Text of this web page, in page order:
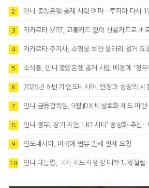
2 인니 중앙은행 총재 사임 여파…루피아 다시 1
3 자카르타 MRT, 교통카드 없이 신용카드로 바
4 자카르타 주지사, 쇼핑몰 보안 울타리 철거
5 소식통, 인니 중앙은행 총재 사임 배경에 “정
6 2026년 하반기 인도네시아, 안정과 성장의 시
7 인니 금융감독원, 9월 IDX 비상호화 제도 마련…
8 인니 정부, 장기 지연 'LRT 시티' 정상화 추진…다
9 인도네시아, 미국에 팜유 관세 면제 요청
10 인니 대통령, 국가 지도자 양성 대학 ‘URI’설